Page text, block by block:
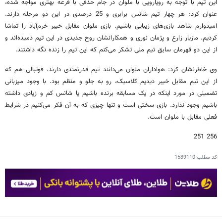
این تیم با توجه به رویارویی با ملوان در جام حذفی با قرعه بهتری مواجه شده،
عنوان کرد: هر چهار تیم شانس برابری و 25 درصدی در این دو مرحله دارند.
امیدوارم شاهد بازی‌های زیبایی باشیم. بازی ملوان مقابل خیبر خرم‌آباد را تماشا
کردیم. مازیار زارع و پژمان نوری و همکارانشان روح جدیدی در این تیم دمیده‌اند و
از این دو قهرمان سابق تیم ملی تشکر می‌کنم که این تیم را زنده نگه داشتند.
وی خاطرنشان کرد: هواداران ملوان می‌دانند تیم قدرتمندی دارند. فوتبالی هم که
از این تیم مقابل خیبر دیدیم کلاسیک، رو به جلو و منظم بود. با وجود میزبانی
تضمینی در مورد اینکه در یک مسابقه برنده باشیم یا شانس کم و زیادی داشته
باشیم وجود ندارد. بازی سختی است و تنها چیزی که به آن فکر می‌کنیم در شرایط
فعلی مقابل با ملوان است.
256 251
کد مطلب1539110